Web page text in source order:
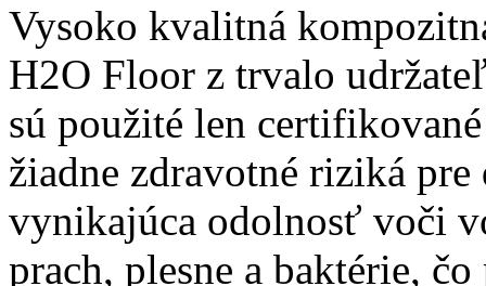
Vysoko kvalitná
H2O Floor z trvalo
sú použité len
žiadne zdravotné riziká
vynikajúca odolnosť voči
prach, plesne a baktérie,